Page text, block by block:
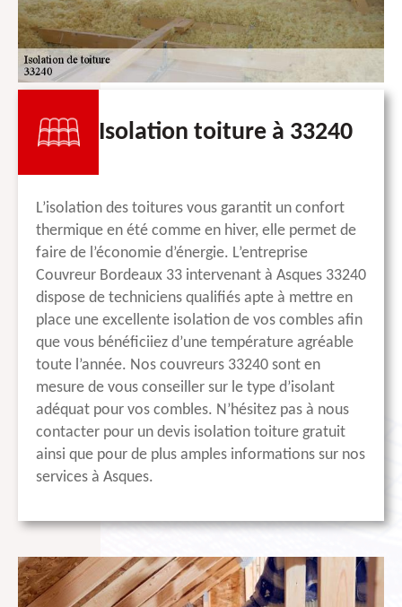
Isolation toiture à 33240
L’isolation des toitures vous garantit un confort
thermique en été comme en hiver, elle permet de
faire de l’économie d’énergie. L’entreprise
Couvreur Bordeaux 33 intervenant à Asques 33240
dispose de techniciens qualifiés apte à mettre en
place une excellente isolation de vos combles afin
que vous bénéficiiez d’une température agréable
toute l’année. Nos couvreurs 33240 sont en
mesure de vous conseiller sur le type d’isolant
adéquat pour vos combles. N’hésitez pas à nous
contacter pour un devis isolation toiture gratuit
ainsi que pour de plus amples informations sur nos
services à Asques.